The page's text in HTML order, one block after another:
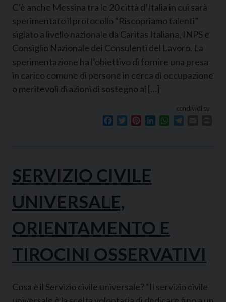
C’è anche Messina tra le 20 città d’Italia in cui sarà
sperimentato il protocollo “Riscopriamo talenti”
siglato a livello nazionale da Caritas Italiana, INPS e
Consiglio Nazionale dei Consulenti del Lavoro. La
sperimentazione ha l’obiettivo di fornire una presa
in carico comune di persone in cerca di occupazione
o meritevoli di azioni di sostegno al […]
condividi su
Facebook
TwitterPinterestLinkedInWhatsApp
SERVIZIO CIVILE
UNIVERSALE,
ORIENTAMENTO E
TIROCINI OSSERVATIVI
Cosa è il Servizio civile universale? “Il servizio civile